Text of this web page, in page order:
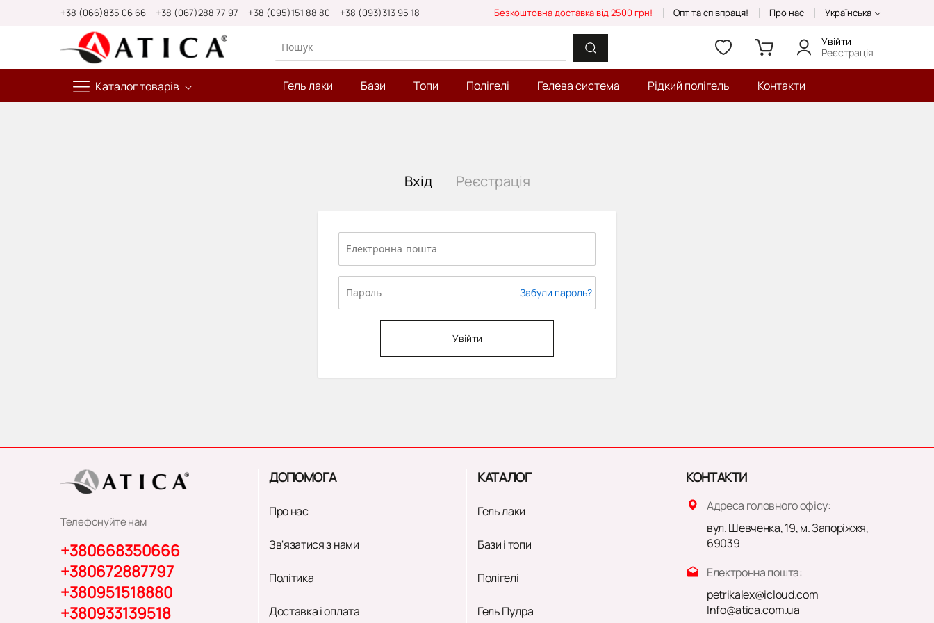
+38 (066)835 06 66 +38 (067)288 77 97 +38 (095)151 88 80 +38 (093)313 95 18 Безкоштовна доставка від 2500 грн! Опт та співпраця! Про нас Українська
Каталог товарів
Увійти
Реєстрація
Гель лаки Бази Топи Полігелі Гелева система Рідкий полігель Контакти
Вхід Реєстрація
Забули пароль?
Увійти
Телефонуйте нам
+380668350666
+380672887797
+380951518880
+380933139518
ДОПОМОГА
Про нас
Зв'язатися з нами
Політика
Доставка і оплата
КАТАЛОГ
Гель лаки
Бази і топи
Полігелі
Гель Пудра
КОНТАКТИ
Адреса головного офісу:
вул. Шевченка, 19, м. Запоріжжя,
69039
Електронна пошта:
petrikalex@icloud.com
Info@atica.com.ua